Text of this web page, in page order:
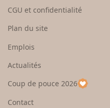
e
u
p
a
CGU et confidentialité
Plan du site
Emplois
Actualités
Coup de pouce 2026
Contact